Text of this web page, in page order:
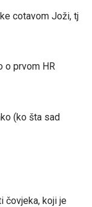
cotavom Joži, tj
o prvom HR
(ko šta sad
čovjeka, koji je